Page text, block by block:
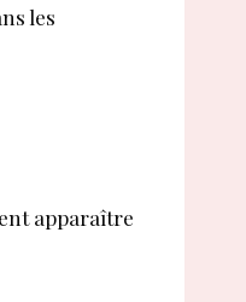
les
apparaître